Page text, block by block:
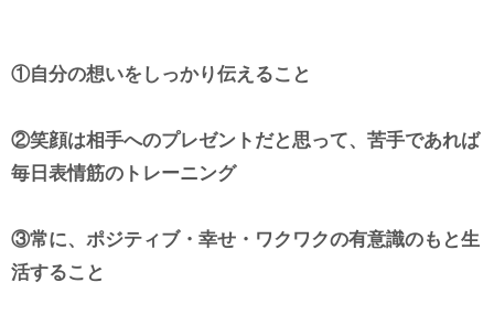
①自分の想いをしっかり伝えること
②笑顔は相手へのプレゼントだと思って、苦手であれば
毎日表情筋のトレーニング
③常に、ポジティブ・幸せ・ワクワクの有意識のもと生
活すること